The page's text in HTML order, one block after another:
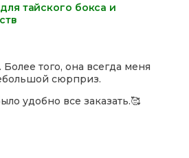
тайского бокса и
того, она всегда меня
сюрприз.
удобно все заказать.🥰